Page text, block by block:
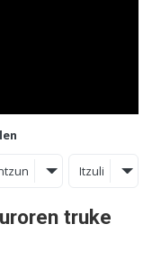
Itzuli
truke